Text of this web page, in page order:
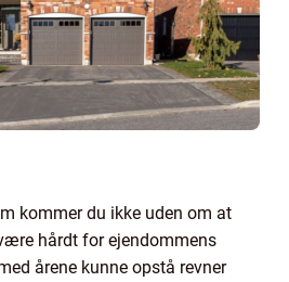
kommer du ikke uden om at
hårdt for ejendommens
årene kunne opstå revner